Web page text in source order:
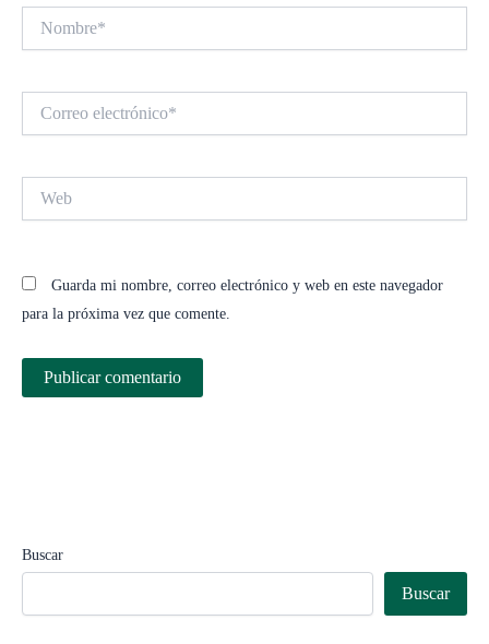
electrónico*
Guarda mi nombre, correo electrónico y web en este navegador
para la próxima vez que comente.
Buscar
Buscar